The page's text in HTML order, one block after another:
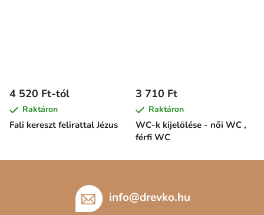
Fali kereszt felirattal Jézus
4 520 Ft-tól
Raktáron
WC-k kijelölése - női WC ,
férfi WC
3 710 Ft
Raktáron
info@drevko.hu